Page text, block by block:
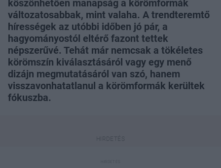
köszönhetően manapság a körömformák
változatosabbak, mint valaha. A trendteremtő
hírességek az utóbbi időben jó pár, a
hagyományostól eltérő fazont tettek
népszerűvé. Tehát már nemcsak a tökéletes
körömszín kiválasztásáról vagy egy menő
dizájn megmutatásáról van szó, hanem
visszavonhatatlanul a körömformák kerültek
fókuszba.